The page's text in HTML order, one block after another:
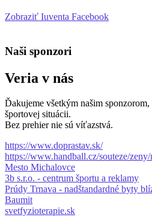
Zobraziť Iuventa Facebook
Naši sponzori
Veria v nás
Ďakujeme všetkým našim
športovej situácii.
Bez prehier nie sú víťazstvá.
https://www.doprastav.sk/
https://www.handball.cz/souteze/
Mesto Michalovce
3b s.r.o. - centrum športu a reklamy
Prúdy Trnava - nadštandardné byty
Baumit
svetfyzioterapie.sk